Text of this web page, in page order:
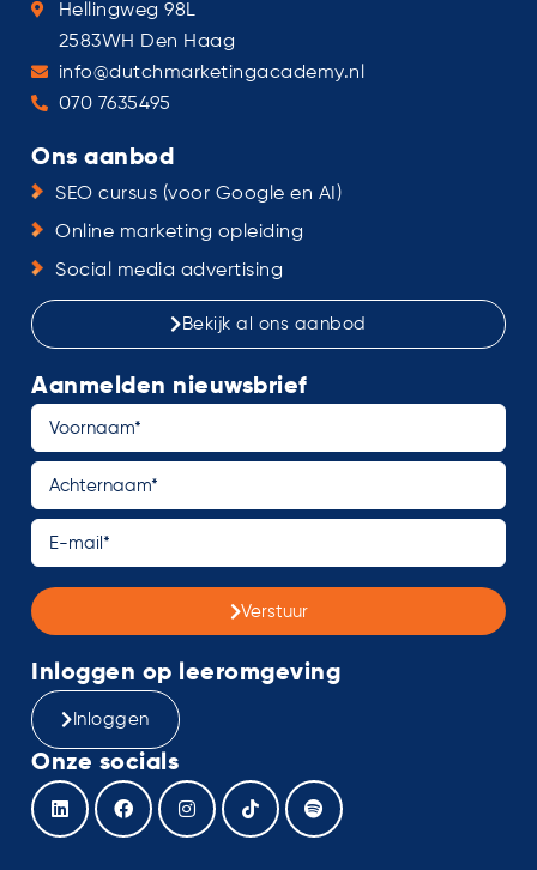
Hellingweg 98L
2583WH Den Haag
info@dutchmarketingacademy.nl
070 7635495
Ons aanbod
SEO cursus (voor Google en AI)
Online marketing opleiding
Social media advertising
Bekijk al ons aanbod
Aanmelden nieuwsbrief
Verstuur
Inloggen op leeromgeving
Inloggen
Onze socials